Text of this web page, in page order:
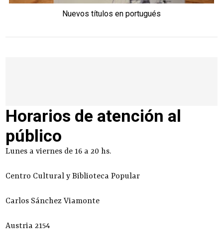
Nuevos títulos en portugués
Horarios de atención al
público
Lunes a viernes de 16 a 20 hs.
Centro Cultural y Biblioteca Popular
Carlos Sánchez Viamonte
Austria 2154